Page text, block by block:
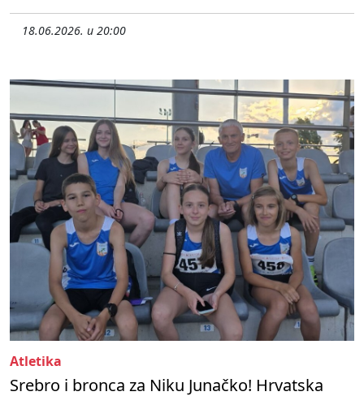
18.06.2026. u 20:00
Atletika
Srebro i bronca za Niku Junačko! Hrvatska